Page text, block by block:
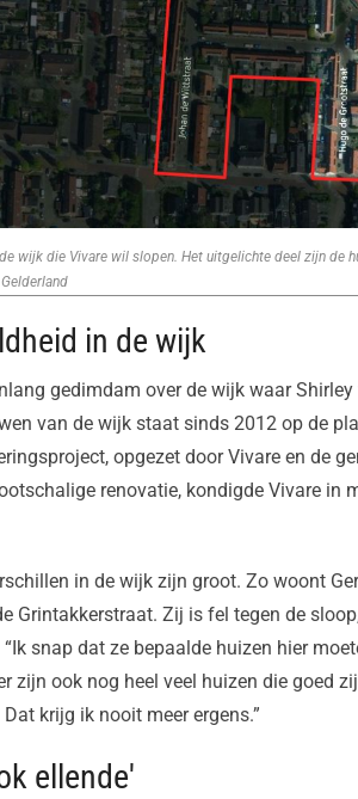
wijk die Vivare wil slopen. Het uitgelichte deel zijn de
in de wijk
gedimdam over de wijk waar
van de wijk staat sinds 2012 op de
opgezet door Vivare en de
renovatie, kondigde Vivare in
in de wijk zijn groot. Zo woont
Grintakkerstraat. Zij is fel tegen de
“Ik snap dat ze bepaalde huizen hier
zijn ook nog heel veel huizen die goed
krijg ik nooit meer ergens.”
ellende'